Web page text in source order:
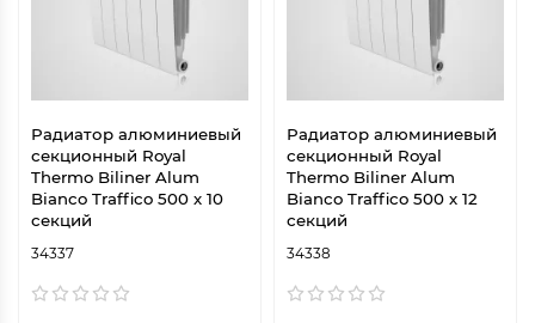
Радиатор алюминиевый
секционный Royal
Thermo Biliner Alum
Bianco Traffico 500 х 10
секций
34337
Радиатор алюминиевый
секционный Royal
Thermo Biliner Alum
Bianco Traffico 500 х 12
секций
34338